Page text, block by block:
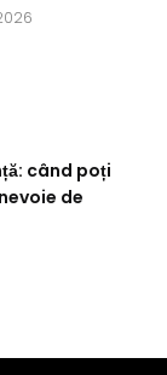
când poți
de